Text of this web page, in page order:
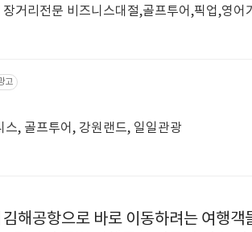
거리전문 비즈니스대절,골프투어,픽업,영어
고
, 골프투어, 강원랜드, 일일관광
해공항으로 바로 이동하려는 여행객